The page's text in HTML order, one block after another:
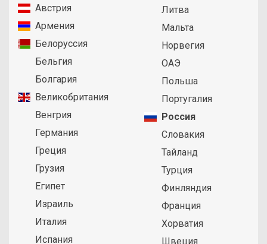
Австрия
Армения
Белоруссия
Бельгия
Болгария
Великобритания
Венгрия
Германия
Греция
Грузия
Египет
Израиль
Италия
Испания
Литва
Мальта
Норвегия
ОАЭ
Польша
Португалия
Россия
Словакия
Тайланд
Турция
Финляндия
Франция
Хорватия
Швеция